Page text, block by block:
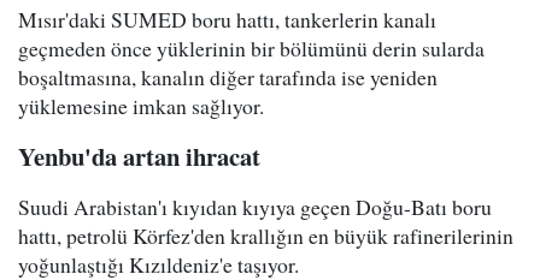
Mısır'daki SUMED boru hattı, tankerlerin kanalı
geçmeden önce yüklerinin bir bölümünü derin sularda
boşaltmasına, kanalın diğer tarafında ise yeniden
yüklemesine imkan sağlıyor.
Yenbu'da artan ihracat
Suudi Arabistan'ı kıyıdan kıyıya geçen Doğu-Batı boru
hattı, petrolü Körfez'den krallığın en büyük rafinerilerinin
yoğunlaştığı Kızıldeniz'e taşıyor.